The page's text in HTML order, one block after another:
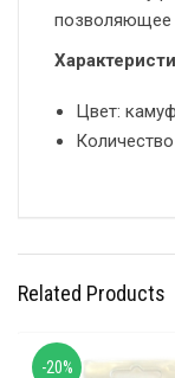
позволяющее
Цвет:
Related Products
-20%